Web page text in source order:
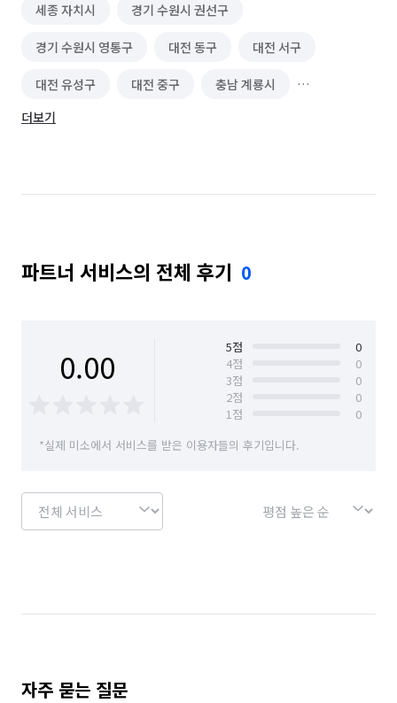
세종 자치시 경기 수원시 권선구
경기 수원시 영통구 대전 동구 대전 서구
대전 유성구 대전 중구 충남 계룡시
충남 공주시
더보기
파트너 서비스의 전체 후기 0
0.00 5점
0
4점
0
3점
0
2점
0
1점
0
*실제 미소에서 서비스를 받은 이용자들의 후기입니다.
자주 묻는 질문